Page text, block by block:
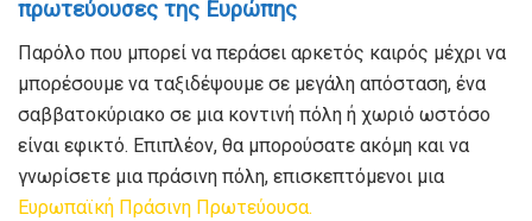
πρωτεύουσες της Ευρώπης
Παρόλο που μπορεί να περάσει αρκετός καιρός μέχρι να
μπορέσουμε να ταξιδέψουμε σε μεγάλη απόσταση, ένα
σαββατοκύριακο σε μια κοντινή πόλη ή χωριό ωστόσο
είναι εφικτό. Επιπλέον, θα μπορούσατε ακόμη και να
γνωρίσετε μια πράσινη πόλη, επισκεπτόμενοι μια
Ευρωπαϊκή Πράσινη Πρωτεύουσα.